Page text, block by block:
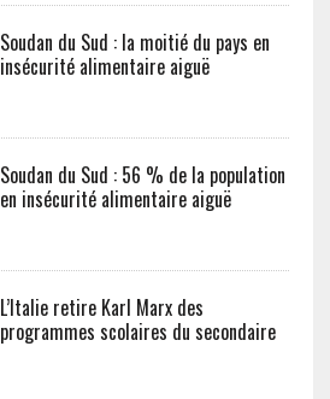
Soudan du Sud : la moitié du pays en
insécurité alimentaire aiguë
Soudan du Sud : 56 % de la population
en insécurité alimentaire aiguë
L’Italie retire Karl Marx des
programmes scolaires du secondaire